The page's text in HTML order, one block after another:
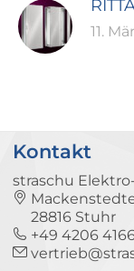
11.
Kontakt
straschu
28816 Stuhr
+49 4206